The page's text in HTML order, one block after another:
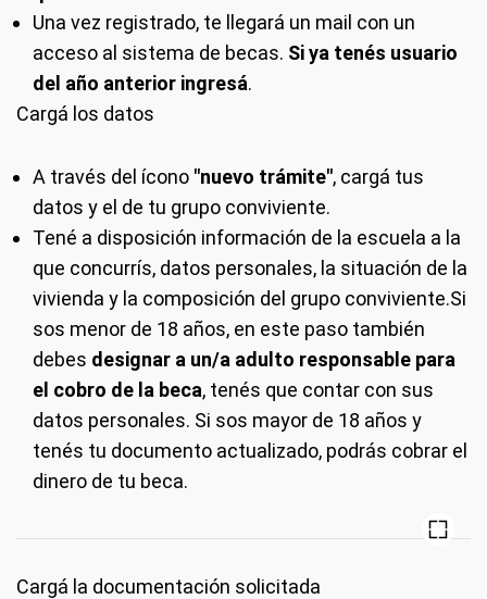
Una vez registrado, te llegará un mail con un
acceso al sistema de becas. Si ya tenés usuario
del año anterior ingresá.
Cargá los datos
A través del ícono "nuevo trámite", cargá tus
datos y el de tu grupo conviviente.
Tené a disposición información de la escuela a la
que concurrís, datos personales, la situación de la
vivienda y la composición del grupo conviviente.Si
sos menor de 18 años, en este paso también
debes designar a un/a adulto responsable para
el cobro de la beca, tenés que contar con sus
datos personales. Si sos mayor de 18 años y
tenés tu documento actualizado, podrás cobrar el
dinero de tu beca.
Cargá la documentación solicitada